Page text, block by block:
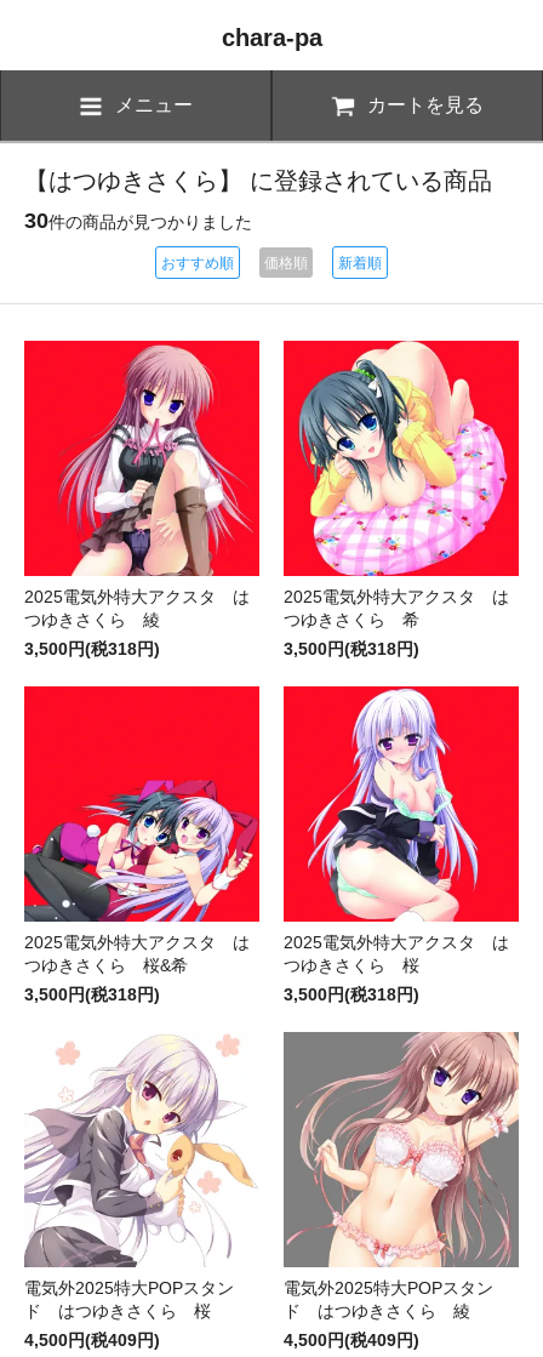
chara-pa
メニュー カートを見る
【はつゆきさくら】 に登録されている商品
30件の商品が見つかりました
おすすめ順 価格順 新着順
2025電気外特大アクスタ は
つゆきさくら 綾
3,500円(税318円)
2025電気外特大アクスタ は
つゆきさくら 希
3,500円(税318円)
2025電気外特大アクスタ は
つゆきさくら 桜&希
3,500円(税318円)
2025電気外特大アクスタ は
つゆきさくら 桜
3,500円(税318円)
電気外2025特大POPスタン
ド はつゆきさくら 桜
4,500円(税409円)
電気外2025特大POPスタン
ド はつゆきさくら 綾
4,500円(税409円)